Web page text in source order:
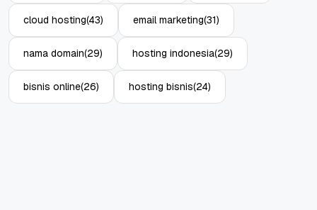
cloud hosting(43) email marketing(31)
nama domain(29) hosting indonesia(29)
bisnis online(26) hosting bisnis(24)